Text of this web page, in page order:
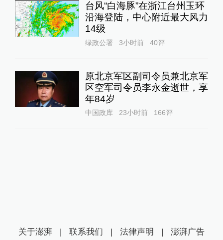
台风“白海豚”在浙江台州玉环
沿海登陆，中心附近最大风力
14级
绿政公署 3小时前 40评
原北京军区副司令员兼北京军
区空军司令员李永金逝世，享
年84岁
中国政库 23小时前 166评
关于澎湃 | 联系我们 | 法律声明 | 澎湃广告